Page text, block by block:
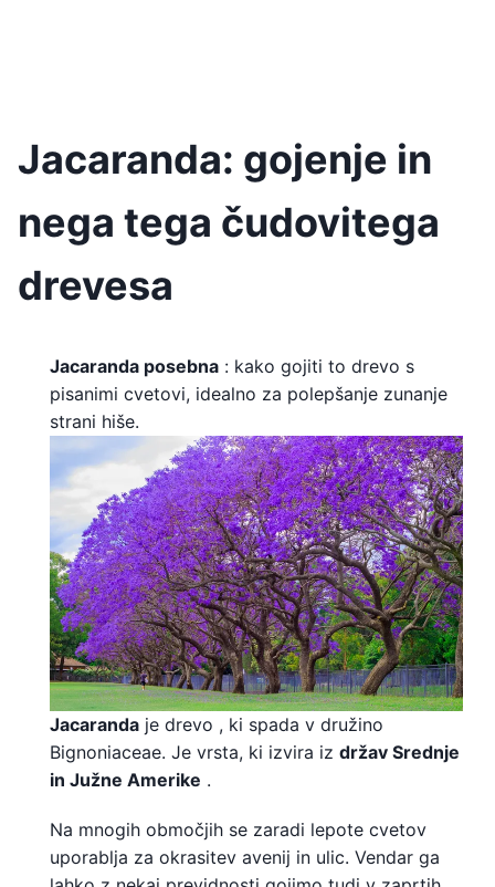
Jacaranda: gojenje in
nega tega čudovitega
drevesa
Jacaranda posebna : kako gojiti to drevo s
pisanimi cvetovi, idealno za polepšanje zunanje
strani hiše.
Jacaranda je drevo , ki spada v družino
Bignoniaceae. Je vrsta, ki izvira iz držav Srednje
in Južne Amerike .
Na mnogih območjih se zaradi lepote cvetov
uporablja za okrasitev avenij in ulic. Vendar ga